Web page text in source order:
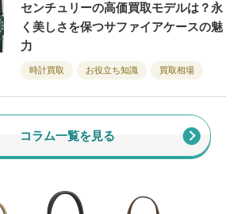
センチュリーの高価買取モデルは？永
く美しさを保つサファイアケースの魅
力
時計買取 お役立ち知識 買取相場
コラム一覧を見る